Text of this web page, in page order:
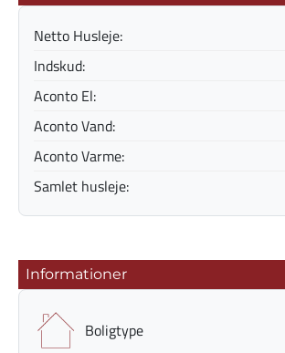
Netto Husleje:
Indskud:
Aconto El:
Aconto Vand:
Aconto Varme:
Samlet husleje:
Informationer
Boligtype